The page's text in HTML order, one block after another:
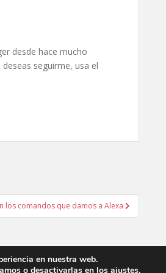
desde hace mucho
seguirme, usa el
los comandos que damos a Alexa
en nuestra web.
o desactivarlas en losajustes.